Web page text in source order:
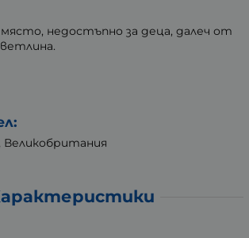
място, недостъпно за деца, далеч от
Великобритания